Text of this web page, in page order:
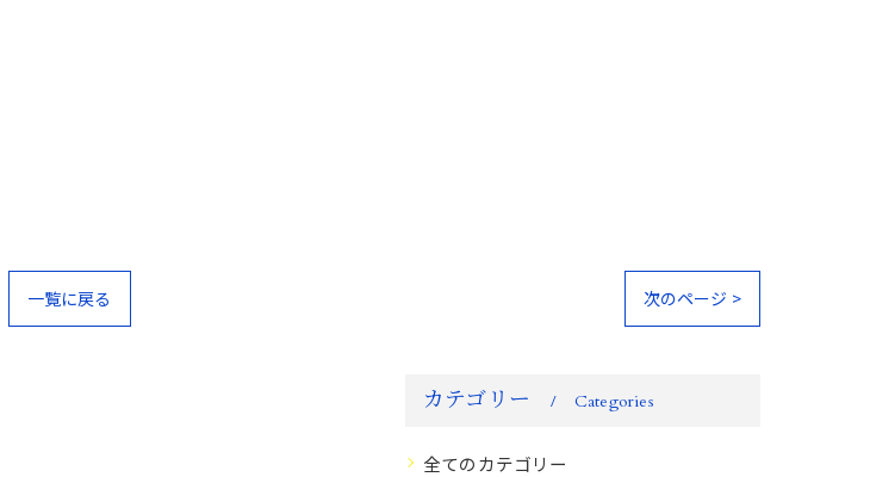
一覧に戻る 次のページ >
カテゴリー Categories
全てのカテゴリー